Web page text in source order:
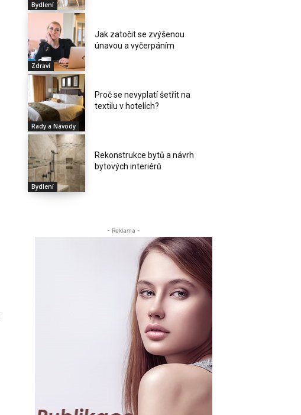
Bydlení
Zdraví
Jak zatočit se zvýšenou
únavou a vyčerpáním
Rady a Návody
Proč se nevyplatí šetřit na
textilu v hotelích?
Bydlení
Rekonstrukce bytů a návrh
bytových interiérů
- Reklama -